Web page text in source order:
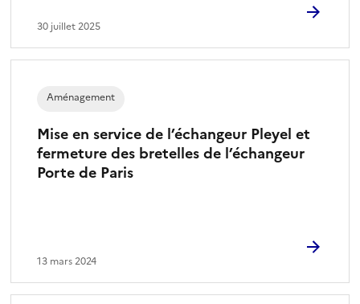
30 juillet 2025
Mise en service de l’échangeur Pleyel et
fermeture des bretelles de l’échangeur
Porte de Paris
Aménagement
13 mars 2024